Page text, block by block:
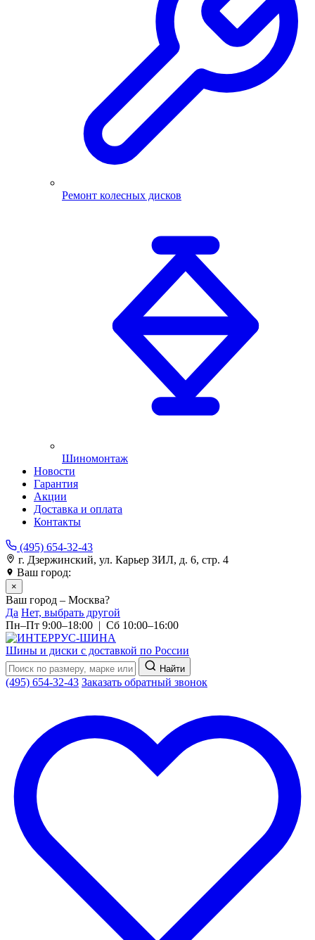
Ремонт колесных дисков
Шиномонтаж
Новости
Гарантия
Акции
Доставка и оплата
Контакты
(495) 654-32-43
г. Дзержинский, ул. Карьер ЗИЛ, д. 6, стр. 4
Ваш город:
×
Ваш город – Москва?
Да Нет, выбрать другой
Пн–Пт 9:00–18:00 | Сб 10:00–16:00
Шины и диски с доставкой по России
Найти
(495) 654-32-43 Заказать обратный звонок